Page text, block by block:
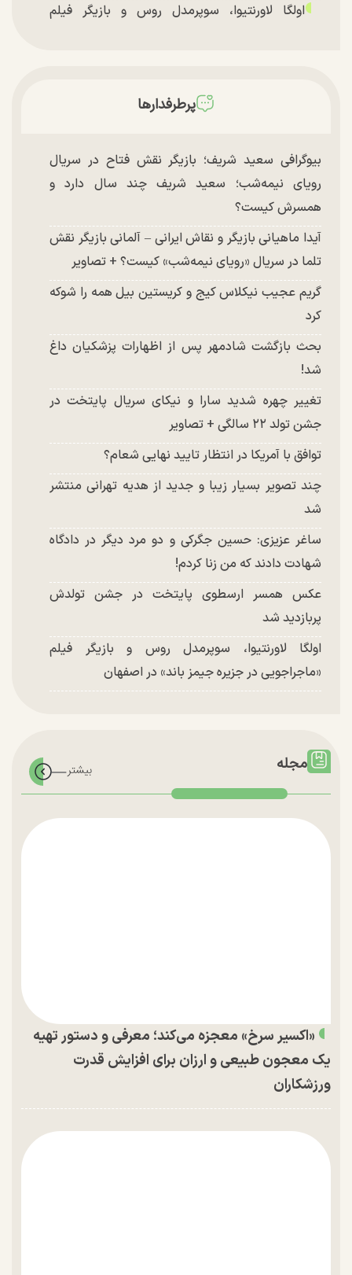
اولگا لاورنتیوا، سوپرمدل روس و بازیگر فیلم
پرطرفدارها
بیوگرافی سعید شریف؛ بازیگر نقش فتاح در سریال
رویای نیمه‌شب؛ سعید شریف چند سال دارد و
همسرش کیست؟
آیدا ماهیانی بازیگر و نقاش ایرانی – آلمانی بازیگر نقش
تلما در سریال «رویای نیمه‌شب» کیست؟ + تصاویر
گریم عجیب نیکلاس کیج و کریستین بیل همه را شوکه
کرد
بحث بازگشت شادمهر پس از اظهارات پزشکیان داغ
شد!
تغییر چهره شدید سارا و نیکای سریال پایتخت در
جشن تولد ۲۲ سالگی + تصاویر
توافق با آمریکا در انتظار تایید نهایی شعام؟
چند تصویر بسیار زیبا و جدید از هدیه تهرانی منتشر
شد
ساغر عزیزی: حسین جگرکی و دو مرد دیگر در دادگاه
شهادت دادند که من زنا کردم!
عکس همسر ارسطوی پایتخت در جشن تولدش
پربازدید شد
اولگا لاورنتیوا، سوپرمدل روس و بازیگر فیلم
«ماجراجویی در جزیره جیمز باند» در اصفهان
مجله
«اکسیر سرخ» معجزه می‌کند؛ معرفی و دستور تهیه
یک معجون طبیعی و ارزان برای افزایش قدرت
ورزشکاران